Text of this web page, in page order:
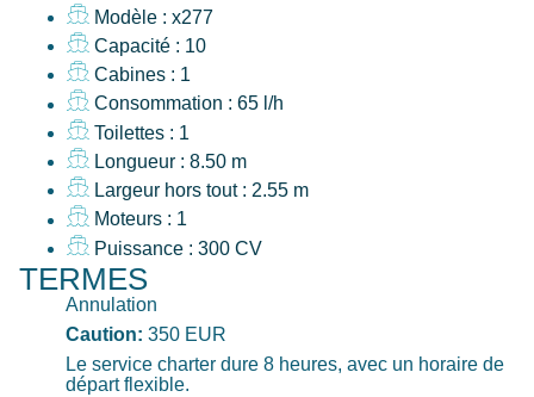
Modèle : x277
Capacité : 10
Cabines : 1
Consommation : 65 l/h
Toilettes : 1
Longueur : 8.50 m
Largeur hors tout : 2.55 m
Moteurs : 1
Puissance : 300 CV
TERMES
Annulation
Caution: 350 EUR
Le service charter dure 8 heures, avec un horaire de
départ flexible.